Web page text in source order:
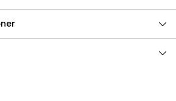
5000018962